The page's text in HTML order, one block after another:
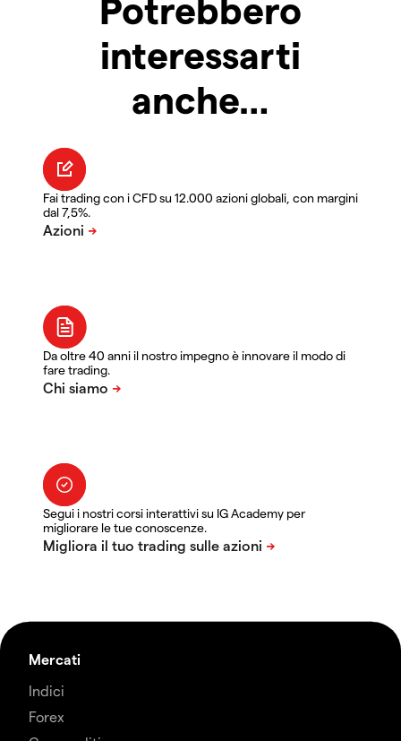
Potrebbero
interessarti
anche…
Fai trading con i CFD su 12.000 azioni globali, con margini
dal 7,5%.
Da oltre 40 anni il nostro impegno è innovare il modo di
fare trading.
Segui i nostri corsi interattivi su IG Academy per
migliorare le tue conoscenze.
Mercati
Indici
Forex